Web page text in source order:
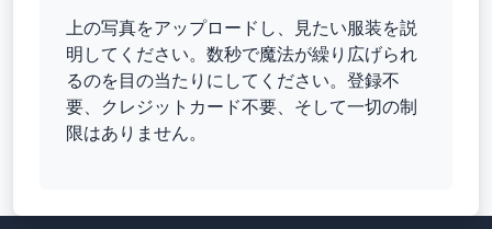
上の写真をアップロードし、見たい服装を説
明してください。数秒で魔法が繰り広げられ
るのを目の当たりにしてください。登録不
要、クレジットカード不要、そして一切の制
限はありません。